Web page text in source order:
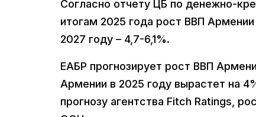
Согласно отчету ЦБ по денежно-
итогам 2025 года рост ВВП
2027 году – 4,7-6,1%.
ЕАБР прогнозирует рост ВВП
Армении в 2025 году вырастет на
прогнозу агентства Fitch Ratings,